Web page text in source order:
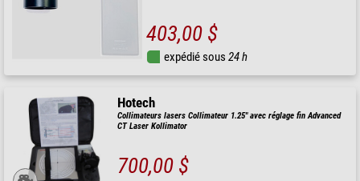
403,00 $
expédié sous24 h
Hotech
Collimateurs lasers Collimateur 1.25" avec réglage fin Advanced
CT Laser Kollimator
700,00 $